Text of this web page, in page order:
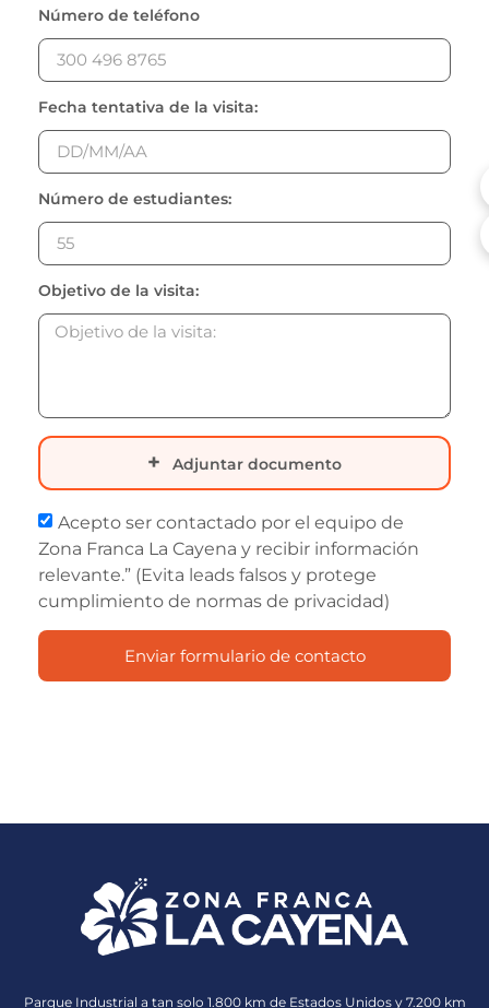
Número de teléfono
Fecha tentativa de la visita:
Número de estudiantes:
Objetivo de la visita:
Adjuntar documento
Acepto ser contactado por el equipo de
Zona Franca La Cayena y recibir información
relevante.” (Evita leads falsos y protege
cumplimiento de normas de privacidad)
Enviar formulario de contacto
Parque Industrial a tan solo 1.800 km de Estados Unidos y 7.200 km